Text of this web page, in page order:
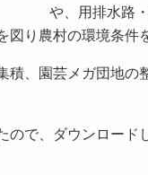
や、用排水路
り農村の環境条件
、園芸メガ団地の
で、ダウンロード